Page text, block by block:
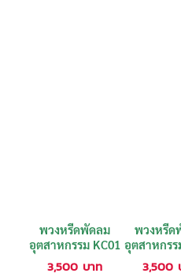
พวงหรีดพัดลม
อุตสาหกรรม KC01
3,500 บาท
พวงหรีด
อุตสาหกรร
3,500